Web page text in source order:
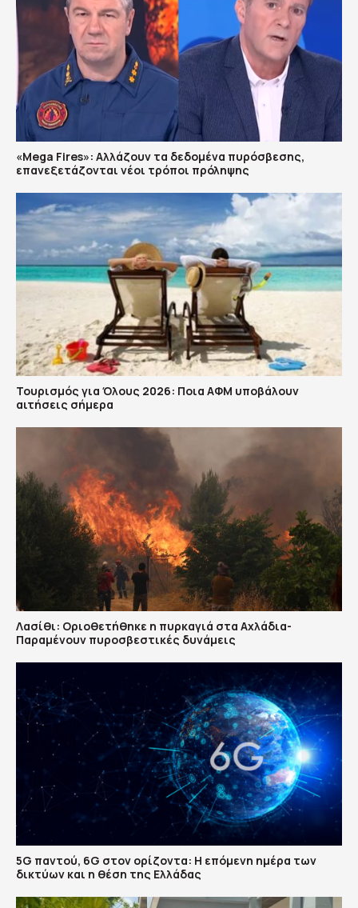
«Mega Fires»: Αλλάζουν τα δεδομένα πυρόσβεσης,
επανεξετάζονται νέοι τρόποι πρόληψης
Τουρισμός για Όλους 2026: Ποια ΑΦΜ υποβάλουν
αιτήσεις σήμερα
Λασίθι: Οριοθετήθηκε η πυρκαγιά στα Αχλάδια-
Παραμένουν πυροσβεστικές δυνάμεις
5G παντού, 6G στον ορίζοντα: Η επόμενη ημέρα των
δικτύων και η θέση της Ελλάδας